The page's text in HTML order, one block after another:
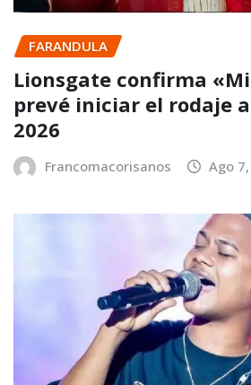
FARANDULA
Lionsgate confirma
prevé iniciar el rodaje
2026
Francomacorisanos Ago